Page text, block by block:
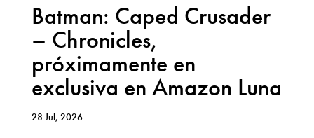
Batman: Caped Crusader
– Chronicles,
próximamente en
exclusiva en Amazon Luna
28 Jul, 2026